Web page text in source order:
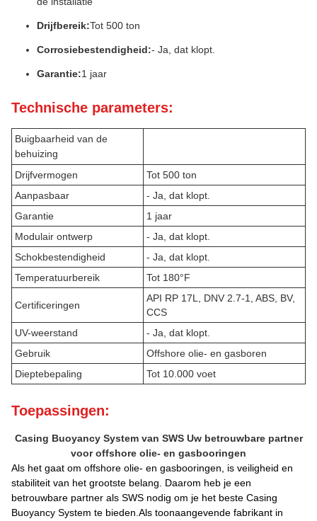
Drijfbereik:Tot 500 ton
Corrosiebestendigheid:- Ja, dat klopt.
Garantie:1 jaar
Technische parameters:
Buigbaarheid van de
behuizing
Drijfvermogen
Tot 500 ton
Aanpasbaar
- Ja, dat klopt.
Garantie
1 jaar
Modulair ontwerp
- Ja, dat klopt.
Schokbestendigheid
- Ja, dat klopt.
Temperatuurbereik
Tot 180°F
Certificeringen
API RP 17L, DNV 2.7-1, ABS, BV,
CCS
UV-weerstand
- Ja, dat klopt.
Gebruik
Offshore olie- en gasboren
Dieptebepaling
Tot 10.000 voet
Toepassingen:
Casing Buoyancy System van SWS Uw betrouwbare partner
voor offshore olie- en gasbooringen
Als het gaat om offshore olie- en gasbooringen, is veiligheid en
stabiliteit van het grootste belang. Daarom heb je een
betrouwbare partner als SWS nodig om je het beste Casing
Buoyancy System te bieden.Als toonaangevende fabrikant in